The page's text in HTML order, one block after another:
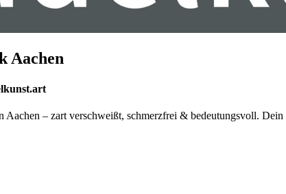
Aachen
Aachen – zart verschweißt, schmerzfrei & bedeutungsvoll.